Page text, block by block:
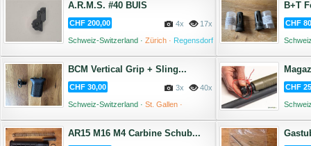
A.R.M.S. #40 BUIS
CHF 200,00 17x
4x
Schweiz-Switzerland · Zürich · Regensdorf
B+T
CHF
BCM Vertical Grip + Sling...
CHF 30,00 40x
3x
Schweiz-Switzerland · St. Gallen ·
CHF
AR15 M16 M4 Carbine Schub...